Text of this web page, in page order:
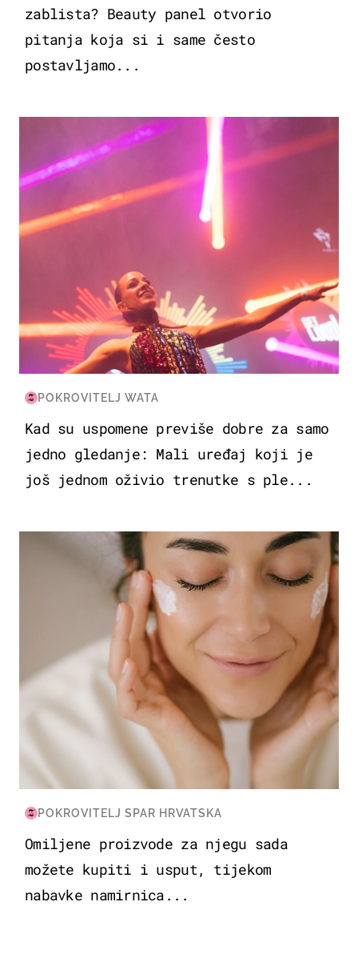
zablista? Beauty panel otvorio
pitanja koja si i same često
postavljamo...
KULTURA & ZABAVA
POKROVITELJ WATA
Kad su uspomene previše dobre za samo
jedno gledanje: Mali uređaj koji je
još jednom oživio trenutke s ple...
MODA & LJEPOTA
POKROVITELJ SPAR HRVATSKA
Omiljene proizvode za njegu sada
možete kupiti i usput, tijekom
nabavke namirnica...